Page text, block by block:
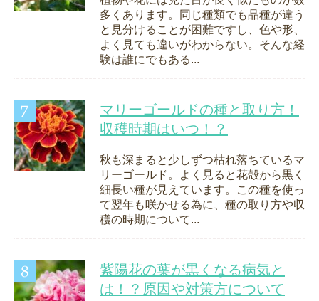
多くあります。同じ種類でも品種が違う
と見分けることが困難ですし、色や形、
よく見ても違いがわからない。そんな経
験は誰にでもある...
マリーゴールドの種と取り方！
収穫時期はいつ！？
秋も深まると少しずつ枯れ落ちているマ
リーゴールド。よく見ると花殻から黒く
細長い種が見えています。この種を使っ
て翌年も咲かせる為に、種の取り方や収
穫の時期について...
紫陽花の葉が黒くなる病気と
は！？原因や対策方について